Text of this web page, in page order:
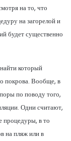
на то, что
на загорелой и
будет существенно
который
покрова. Вообще, в
по поводу того,
Одни считают,
процедуры, в то
на пляж или в